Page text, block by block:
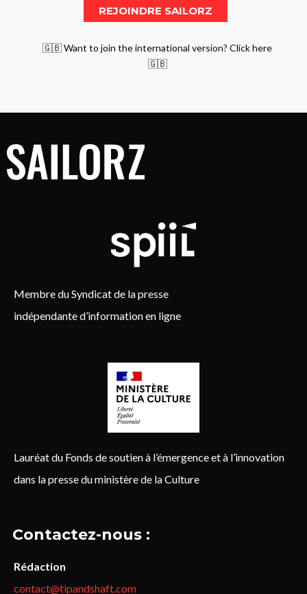
🇬🇧 Want to join the international version? Click here
🇬🇧
Membre du Syndicat de la presse
indépendante d’information en ligne
Lauréat du Fonds de soutien à l’émergence et à l’innovation
dans la presse du ministère de la Culture
Contactez-nous :
Rédaction
contact@tipandshaft.com